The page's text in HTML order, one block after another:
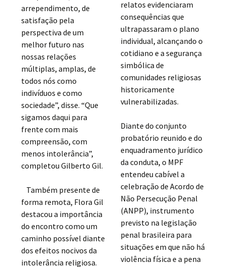
arrependimento, de
satisfação pela
perspectiva de um
melhor futuro nas
nossas relações
múltiplas, amplas, de
todos nós como
indivíduos e como
sociedade”, disse. “Que
sigamos daqui para
frente com mais
compreensão, com
menos intolerância”,
completou Gilberto Gil.
Também presente de
forma remota, Flora Gil
destacou a importância
do encontro como um
caminho possível diante
dos efeitos nocivos da
intolerância religiosa.
relatos evidenciaram
consequências que
ultrapassaram o plano
individual, alcançando o
cotidiano e a segurança
simbólica de
comunidades religiosas
historicamente
vulnerabilizadas.
Diante do conjunto
probatório reunido e do
enquadramento jurídico
da conduta, o MPF
entendeu cabível a
celebração de Acordo de
Não Persecução Penal
(ANPP), instrumento
previsto na legislação
penal brasileira para
situações em que não há
violência física e a pena